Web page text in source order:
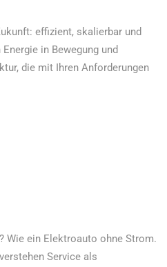
effizient, skalierbar und
in Bewegung und
die mit Ihren Anforderungen
Wie ein Elektroauto ohne Strom.
Service als